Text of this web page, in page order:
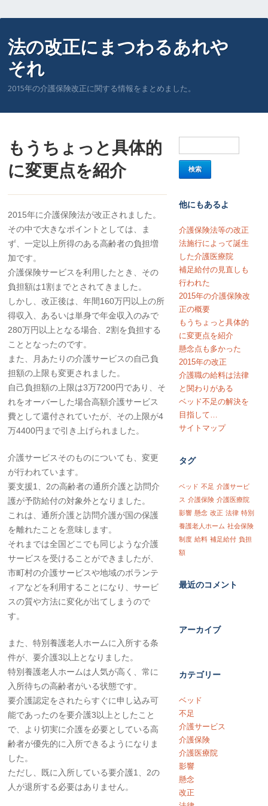
法の改正にまつわるあれや
それ
2015年の介護保険改正に関する情報をまとめました。
もうちょっと具体的
に変更点を紹介
2015年に介護保険法が改正されました。
その中で大きなポイントとしては、ま
ず、一定以上所得のある高齢者の負担増
加です。
介護保険サービスを利用したとき、その
負担額は1割までとされてきました。
しかし、改正後は、年間160万円以上の所
得収入、あるいは単身で年金収入のみで
280万円以上となる場合、2割を負担する
こととなったのです。
また、月あたりの介護サービスの自己負
担額の上限も変更されました。
自己負担額の上限は3万7200円であり、そ
れをオーバーした場合高額介護サービス
費として還付されていたが、その上限が4
万4400円まで引き上げられました。
介護サービスそのものについても、変更
が行われています。
要支援1、2の高齢者の通所介護と訪問介
護が予防給付の対象外となりました。
これは、通所介護と訪問介護が国の保護
を離れたことを意味します。
それまでは全国どこでも同じような介護
サービスを受けることができましたが、
市町村の介護サービスや地域のボランテ
ィアなどを利用することになり、サービ
スの質や方法に変化が出てしまうので
す。
また、特別養護老人ホームに入所する条
件が、要介護3以上となりました。
特別養護老人ホームは人気が高く、常に
入所待ちの高齢者がいる状態です。
要介護認定をされたらすぐに申し込み可
能であったのを要介護3以上としたこと
で、より切実に介護を必要としている高
齢者が優先的に入所できるようになりま
した。
ただし、既に入所している要介護1、2の
人が退所する必要はありません。
他にもあるよ
介護保険法等の改正
法施行によって誕生
した介護医療院
補足給付の見直しも
行われた
2015年の介護保険改
正の概要
もうちょっと具体的
に変更点を紹介
懸念点も多かった
2015年の改正
介護職の給料は法律
と関わりがある
ベッド不足の解決を
目指して…
サイトマップ
タグ
ベッド 不足 介護サービ
ス 介護保険 介護医療院
影響 懸念 改正 法律 特別
養護老人ホーム 社会保険
制度 給料 補足給付 負担
額
最近のコメント
アーカイブ
カテゴリー
ベッド
不足
介護サービス
介護保険
介護医療院
影響
懸念
改正